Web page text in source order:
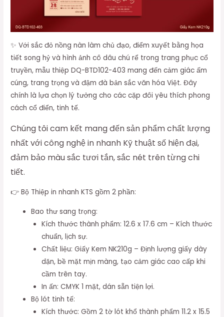
✨ Với sắc đỏ nồng nàn làm chủ đạo, điểm xuyết bằng họa
tiết song hỷ và hình ảnh cô dâu chú rể trong trang phục cổ
truyền, mẫu thiệp DQ-BTD102-403 mang đến cảm giác ấm
cúng, trang trọng và đậm đà bản sắc văn hóa Việt. Đây
chính là lựa chọn lý tưởng cho các cặp đôi yêu thích phong
cách cổ điển, tinh tế.
Chúng tôi cam kết mang đến sản phẩm chất lượng
nhất với công nghệ in nhanh Kỹ thuật số hiện đại,
đảm bảo màu sắc tươi tắn, sắc nét trên từng chi
tiết.
👉 Bộ Thiệp in nhanh KTS gồm 2 phần:
Bao thư sang trọng:
Kích thước thành phẩm: 12.6 x 17.6 cm – Kích thước
chuẩn, lịch sự.
Chất liệu: Giấy Kem NK210g – Định lượng giấy dày
dặn, bề mặt mịn màng, tạo cảm giác cao cấp khi
cầm trên tay.
In ấn: CMYK 1 mặt, dán sẵn tiện lợi.
Bộ lót tinh tế:
Kích thước: Gồm 2 tờ lót khổ thành phẩm 11.2 x 15.5